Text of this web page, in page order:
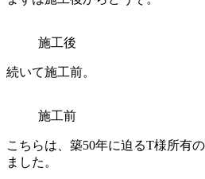
施工後
続いて施工前。
施工前
こちらは、築50年に迫るT様所有
ました。